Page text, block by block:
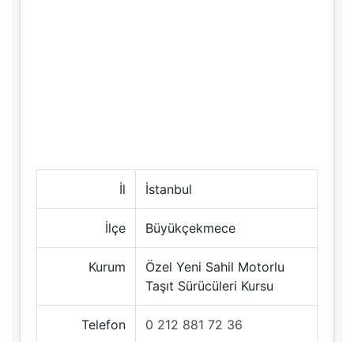
İl İstanbul
İlçe Büyükçekmece
Kurum
Özel Yeni Sahil Motorlu
Taşıt Sürücüleri Kursu
Telefon 0 212 881 72 36